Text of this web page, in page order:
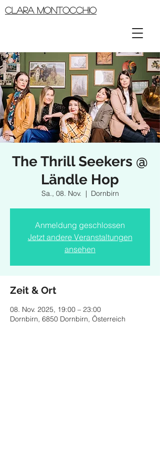
CLARA MONTOCCHIO
The Thrill Seekers @
Ländle Hop
Sa., 08. Nov.
  |
Dornbirn
Anmeldung geschlossen
Jetzt andere Veranstaltungen
ansehen
Zeit & Ort
08. Nov. 2025, 19:00 – 23:00
Dornbirn, 6850 Dornbirn, Österreich